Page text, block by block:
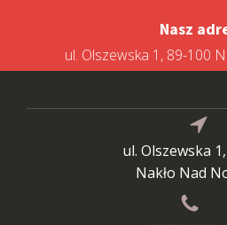
Nasz
ul. Olszewska 1, 89-100
ul. Olszewska
Nakło Nad